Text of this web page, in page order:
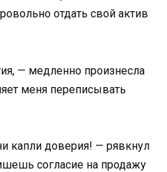
отдать свой актив
— медленно произнесла
меня переписывать
капли доверия! — рявкнул
согласие на продажу